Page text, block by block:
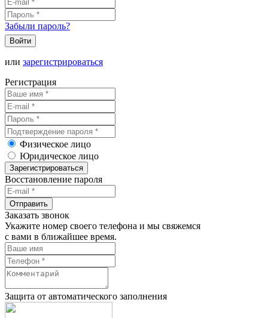
Забыли пароль?
Войти
или зарегистрироваться
Регистрация
Физическое лицо
Юридическое лицо
Зарегистрироваться
Восстановление пароля
Отправить
Заказать звонок
Укажите номер своего телефона и мы свяжемся
с вами в ближайшее время.
Защита от автоматического заполнения